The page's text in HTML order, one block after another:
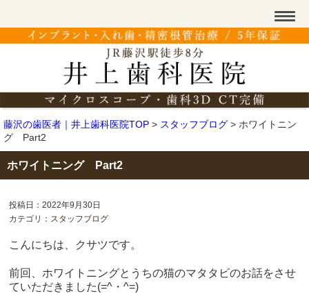
藤沢の歯医者｜井上歯科医院TOP > スタッフブログ > ホワイトニン
グ Part2
ホワイトニング Part2
投稿日：2022年9月30日
カテゴリ： スタッフブログ
こんにちは、クサツです。
前回、ホワイトニングとうちの猫のマタタビのお話をさせ
ていただきました(=^・^=)